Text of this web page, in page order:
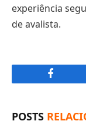
experiência
de avalista.
POSTS